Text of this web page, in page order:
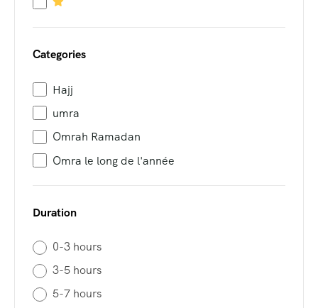
Categories
Hajj
umra
Omrah Ramadan
Omra le long de l'année
Duration
0-3 hours
3-5 hours
5-7 hours